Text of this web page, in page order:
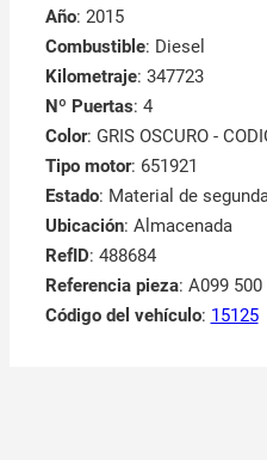
Año: 2015
Combustible: Diesel
Kilometraje: 347723
Nº Puertas: 4
Color: GRIS OSCURO -
Tipo motor: 651921
Estado: Material de
Ubicación: Almacenada
RefID: 488684
Referencia pieza: A099 500
Código del vehículo: 15125